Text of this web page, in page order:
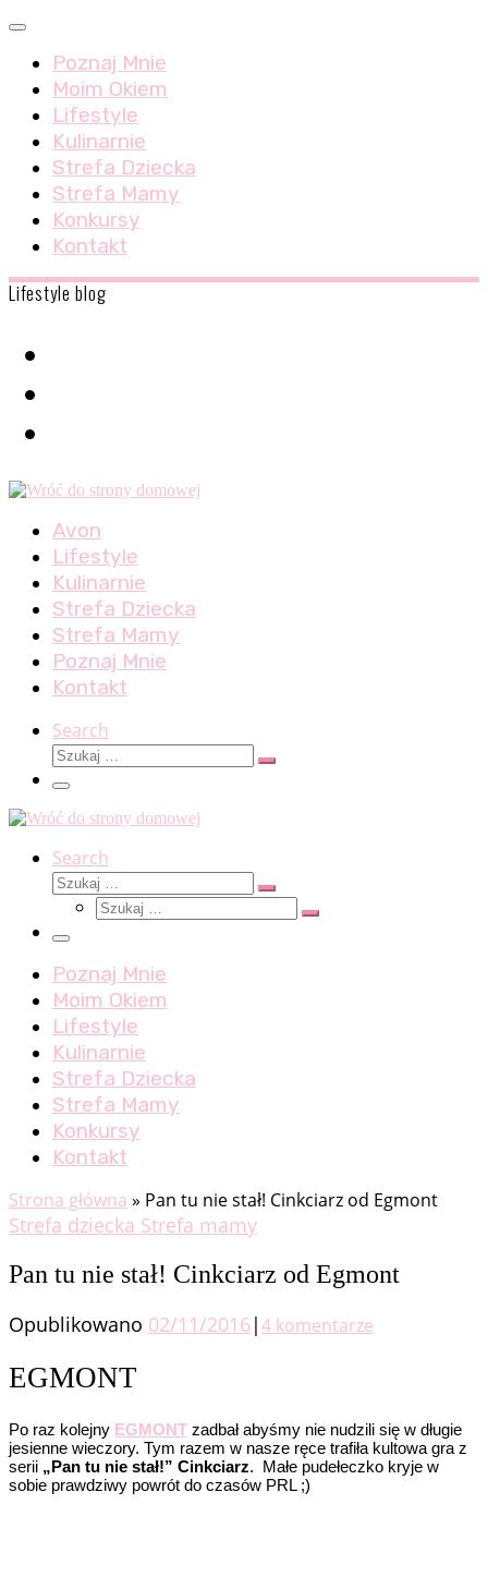
Skip
content
Menu
Poznaj Mnie
Moim Okiem
Lifestyle
Kulinarnie
Strefa Dziecka
Strefa Mamy
Konkursy
Kontakt
Lifestyle blog
Avon
Lifestyle
Kulinarnie
Strefa Dziecka
Strefa Mamy
Poznaj Mnie
Kontakt
Search
Szukaj
Szukaj
Menu
Search
Szukaj
Szukaj
Szukaj
Szukaj
Menu
Poznaj Mnie
Moim Okiem
Lifestyle
Kulinarnie
Strefa Dziecka
Strefa Mamy
Konkursy
Kontakt
Strona główna » Pan tu nie stał! Cinkciarz od Egmont
Strefa dziecka Strefa mamy
Pan tu nie stał! Cinkciarz od Egmont
Opublikowano 02/11/2016 |4 komentarze
EGMONT
Po raz kolejny EGMONT zadbał abyśmy nie nudzili się w długie
jesienne wieczory. Tym razem w nasze ręce trafiła kultowa gra z
serii „Pan tu nie stał!” Cinkciarz. Małe pudełeczko kryje w
sobie prawdziwy powrót do czasów PRL ;)